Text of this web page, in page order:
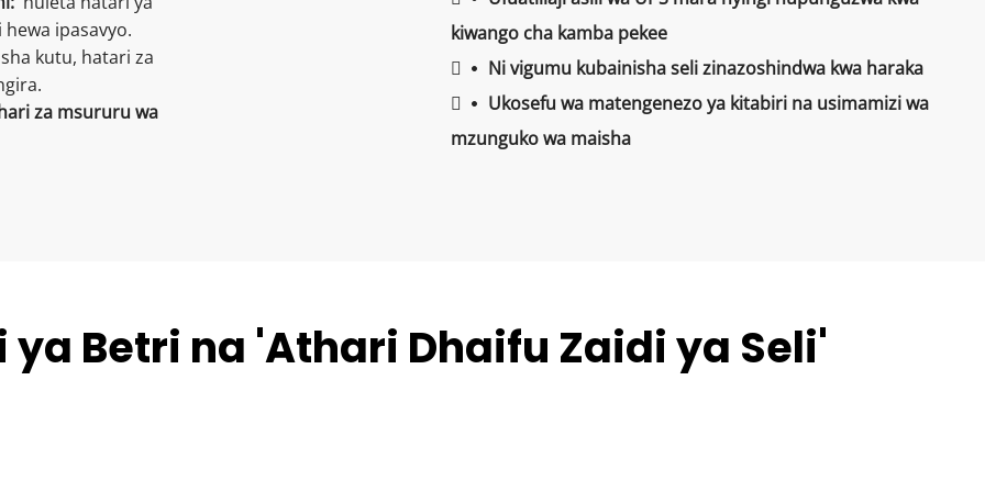
ipasavyo.
kutu, hatari za
za msururu wa
kiwango cha kamba pekee

 Ni vigumu kubainisha seli zinazoshindwa kwa haraka

 Ukosefu wa matengenezo ya kitabiri na usimamizi wa
mzunguko wa maisha
ya Betri na 'Athari Dhaifu Zaidi ya Seli'